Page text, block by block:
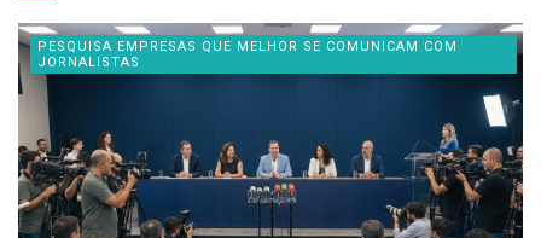
PESQUISA EMPRESAS QUE MELHOR SE COMUNICAM COM
JORNALISTAS